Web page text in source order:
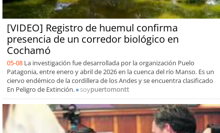
[VIDEO] Registro de huemul confirma
presencia de un corredor biológico en
Cochamó
05-08 La investigación fue desarrollada por la organización Puelo
Patagonia, entre enero y abril de 2026 en la cuenca del río Manso. Es un
ciervo endémico de la cordillera de los Andes y se encuentra clasificado
En Peligro de Extinción.
soypuertomontt